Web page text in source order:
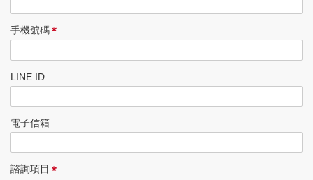
手機號碼*
LINE ID
電子信箱
諮詢項目 *